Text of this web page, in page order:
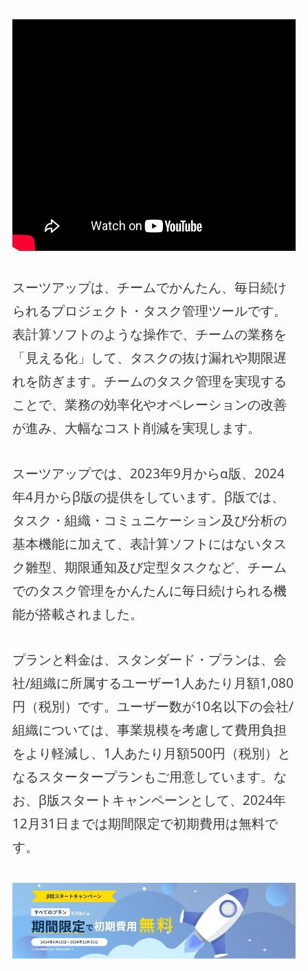
スーツアップは、チームでかんたん、毎日続け
られるプロジェクト・タスク管理ツールです。
表計算ソフトのような操作で、チームの業務を
「見える化」して、タスクの抜け漏れや期限遅
れを防ぎます。チームのタスク管理を実現する
ことで、業務の効率化やオペレーションの改善
が進み、大幅なコスト削減を実現します。
スーツアップでは、2023年9月からα版、2024
年4月からβ版の提供をしています。β版では、
タスク・組織・コミュニケーション及び分析の
基本機能に加えて、表計算ソフトにはないタス
ク雛型、期限通知及び定型タスクなど、チーム
でのタスク管理をかんたんに毎日続けられる機
能が搭載されました。
プランと料金は、スタンダード・プランは、会
社/組織に所属するユーザー1人あたり月額1,080
円（税別）です。ユーザー数が10名以下の会社/
組織については、事業規模を考慮して費用負担
をより軽減し、1人あたり月額500円（税別）と
なるスタータープランもご用意しています。な
お、β版スタートキャンペーンとして、2024年
12月31日までは期間限定で初期費用は無料で
す。